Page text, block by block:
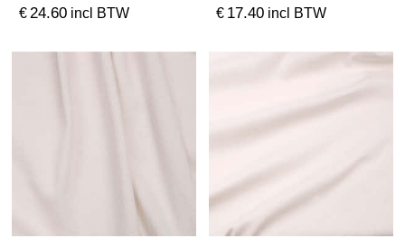
€24.60 incl BTW € 17.40 incl BTW